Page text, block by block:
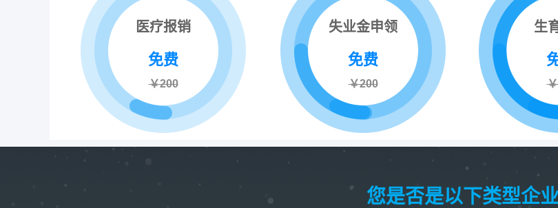
医疗报销
免费
￥200
失业金申领
免费
￥200
生
您是否是以下类型企